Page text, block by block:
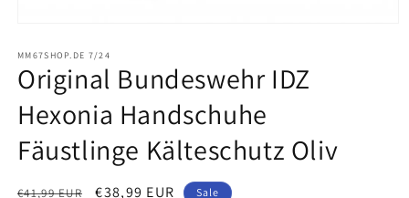
in
Modal
öffnen
MM67SHOP.DE 7/24
Original Bundeswehr IDZ
Hexonia Handschuhe
Fäustlinge Kälteschutz Oliv
Normaler
€41,99 EUR Verkaufspreis
€38,99 EUR Sale